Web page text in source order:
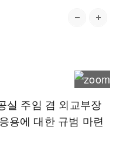
실 주임 겸 외교부장
용에 대한 규범 마련